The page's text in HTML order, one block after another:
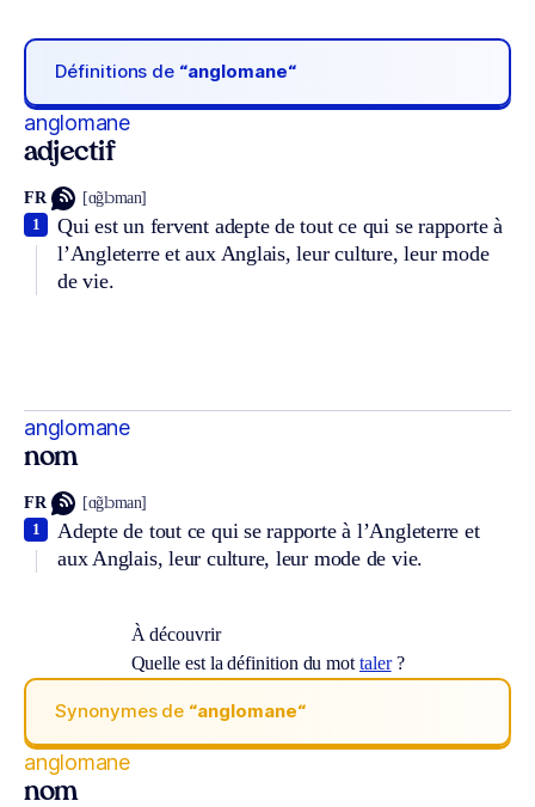
Définitions de “anglomane“
anglomane
adjectif
FR [ɑ̃glɔman]
Qui est un fervent adepte de tout ce qui se rapporte à
l’Angleterre et aux Anglais, leur culture, leur mode
de vie.
1
anglomane
nom
FR [ɑ̃glɔman]
Adepte de tout ce qui se rapporte à l’Angleterre et
aux Anglais, leur culture, leur mode de vie.
1
À découvrir
Quelle est la définition du mot taler?
Synonymes de “anglomane“
anglomane
nom